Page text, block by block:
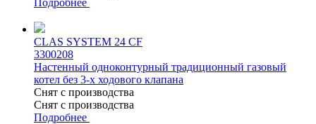
Подробнее
CLAS SYSTEM 24 CF
3300208
Настенный одноконтурный традиционный газовый
котел без 3-х ходового клапана
Снят с производства
Снят с производства
Подробнее